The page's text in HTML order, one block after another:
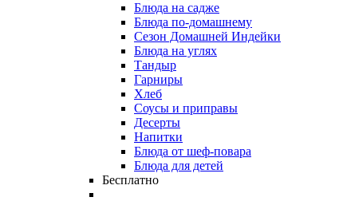
Блюда на садже
Блюда по-домашнему
Сезон Домашней Индейки
Блюда на углях
Тандыр
Гарниры
Хлеб
Соусы и приправы
Десерты
Напитки
Блюда от шеф-повара
Блюда для детей
Бесплатно